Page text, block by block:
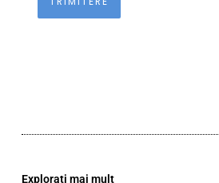
Explorați mai mult